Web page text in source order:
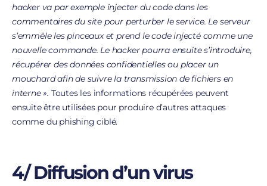
hacker va par exemple injecter du code dans les
commentaires du site pour perturber le service. Le serveur
s’emmêle les pinceaux et prend le code injecté comme une
nouvelle commande. Le hacker pourra ensuite s’introduire,
récupérer des données confidentielles ou placer un
mouchard afin de suivre la transmission de fichiers en
interne ». Toutes les informations récupérées peuvent
ensuite être utilisées pour produire d’autres attaques
comme du phishing ciblé.
4/ Diffusion d’un virus